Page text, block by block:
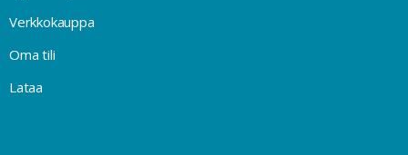
Verkkokauppa
Oma tili
Lataa